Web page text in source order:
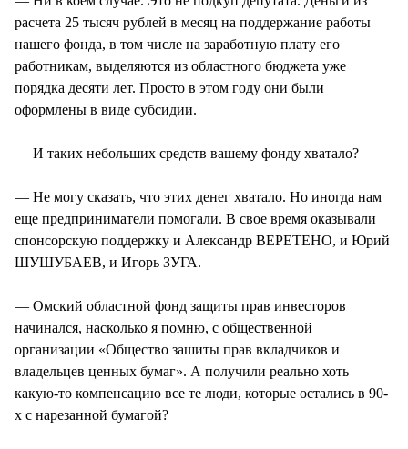
расчета 25 тысяч рублей в месяц на поддержание работы
нашего фонда, в том числе на заработную плату его
работникам, выделяются из областного бюджета уже
порядка десяти лет. Просто в этом году они были
оформлены в виде субсидии.
— И таких небольших средств вашему фонду хватало?
— Не могу сказать, что этих денег хватало. Но иногда нам
еще предприниматели помогали. В свое время оказывали
спонсорскую поддержку и Александр ВЕРЕТЕНО, и Юрий
ШУШУБАЕВ, и Игорь ЗУГА.
— Омский областной фонд защиты прав инвесторов
начинался, насколько я помню, с общественной
организации «Общество зашиты прав вкладчиков и
владельцев ценных бумаг». А получили реально хоть
какую-то компенсацию все те люди, которые остались в 90-
х с нарезанной бумагой?